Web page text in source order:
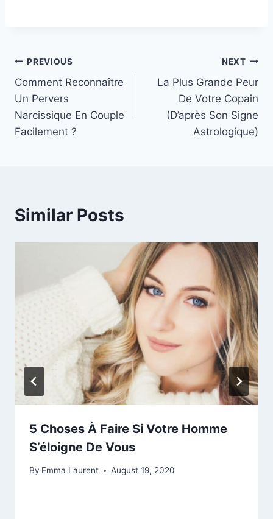
Post
navigation
PREVIOUS
Comment Reconnaître
Un Pervers
Narcissique En Couple
Facilement ?
NEXT
La Plus Grande Peur
De Votre Copain
(D’après Son Signe
Astrologique)
Similar Posts
5 Choses À Faire Si Votre Homme
S’éloigne De Vous
By Emma Laurent August 19, 2020